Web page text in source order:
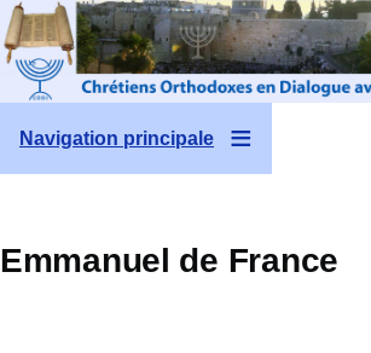
Aller au contenu principal
Navigation principale
Emmanuel de France